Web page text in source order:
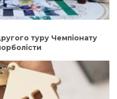
туру Чемпіонату